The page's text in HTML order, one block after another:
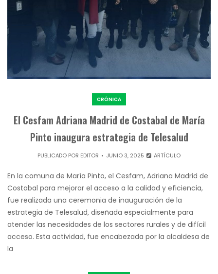
CRÓNICA
El Cesfam Adriana Madrid de Costabal de María
Pinto inaugura estrategia de Telesalud
PUBLICADO POR EDITOR JUNIO 3, 2025 ARTÍCULO
En la comuna de María Pinto, el Cesfam, Adriana Madrid de
Costabal para mejorar el acceso a la calidad y eficiencia,
fue realizada una ceremonia de inauguración de la
estrategia de Telesalud, diseñada especialmente para
atender las necesidades de los sectores rurales y de difícil
acceso. Esta actividad, fue encabezada por la alcaldesa de
la